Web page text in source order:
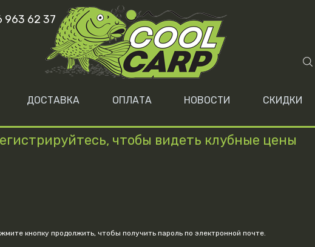
963 62 37
ДОСТАВКА ОПЛАТА НОВОСТИ СКИДКИ
чтобы видеть клубные цены
кнопку продолжить, чтобы получить пароль по электронной почте.